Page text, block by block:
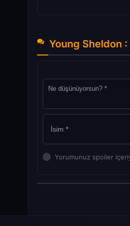
Young Sheldon
Yorumunuz spoiler